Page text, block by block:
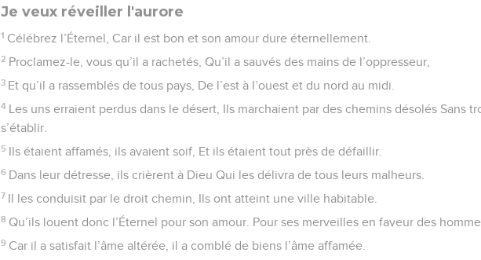
Je veux réveiller l'aurore
1 Célébrez l’Éternel, Car il est bon et son amour dure éternellement.
2 Proclamez-le, vous qu’il a rachetés, Qu’il a sauvés des mains de l’oppresseur,
3 Et qu’il a rassemblés de tous pays, De l’est à l’ouest et du nord au midi.
4 Les uns erraient perdus dans le désert, Ils marchaient par des chemins désolés Sans
s’établir.
5 Ils étaient affamés, ils avaient soif, Et ils étaient tout près de défaillir.
6 Dans leur détresse, ils crièrent à Dieu Qui les délivra de tous leurs malheurs.
7 Il les conduisit par le droit chemin, Ils ont atteint une ville habitable.
8 Qu’ils louent donc l’Éternel pour son amour. Pour ses merveilles en faveur des
9 Car il a satisfait l’âme altérée, il a comblé de biens l’âme affamée.